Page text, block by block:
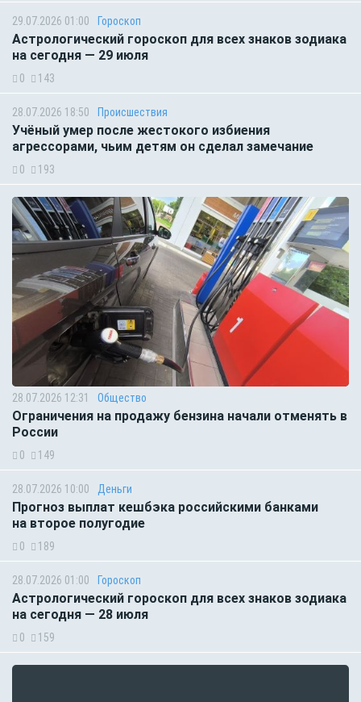
29.07.2026 01:00 Гороскоп
Астрологический гороскоп для всех знаков зодиака
на сегодня — 29 июля
0 143
28.07.2026 18:50 Происшествия
Учёный умер после жестокого избиения
агрессорами, чьим детям он сделал замечание
0 193
28.07.2026 12:31 Общество
Ограничения на продажу бензина начали отменять в
России
0 149
28.07.2026 10:00 Деньги
Прогноз выплат кешбэка российскими банками
на второе полугодие
0 189
28.07.2026 01:00 Гороскоп
Астрологический гороскоп для всех знаков зодиака
на сегодня — 28 июля
0 159